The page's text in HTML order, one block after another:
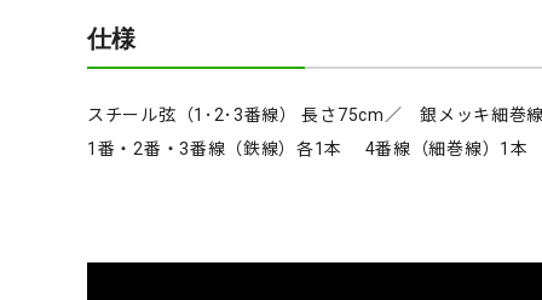
仕様
スチール弦（1･2･3番線） 長さ75cm／ 銀メッキ細巻
1番・2番・3番線（鉄線）各1本 4番線（細巻線）1